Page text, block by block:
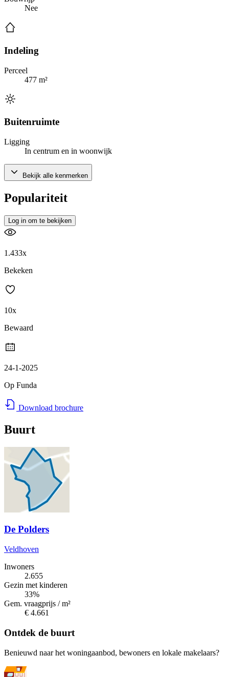
Nee
Indeling
Perceel
477 m²
Buitenruimte
Ligging
In centrum en in woonwijk
Bekijk alle kenmerken
Populariteit
Log in om te bekijken
1.433x
Bekeken
10x
Bewaard
24-1-2025
Op Funda
Download brochure
Buurt
De Polders
Veldhoven
Inwoners
2.655
Gezin met kinderen
33%
Gem. vraagprijs / m²
€ 4.661
Ontdek de buurt
Benieuwd naar het woningaanbod, bewoners en lokale makelaars?